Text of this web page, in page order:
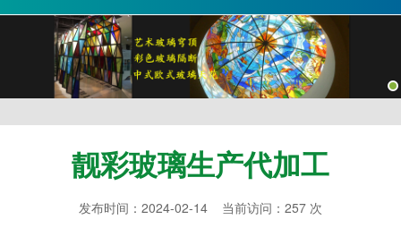
navigation
靓彩玻璃生产代加工
发布时间：2024-02-14 当前访问：257 次